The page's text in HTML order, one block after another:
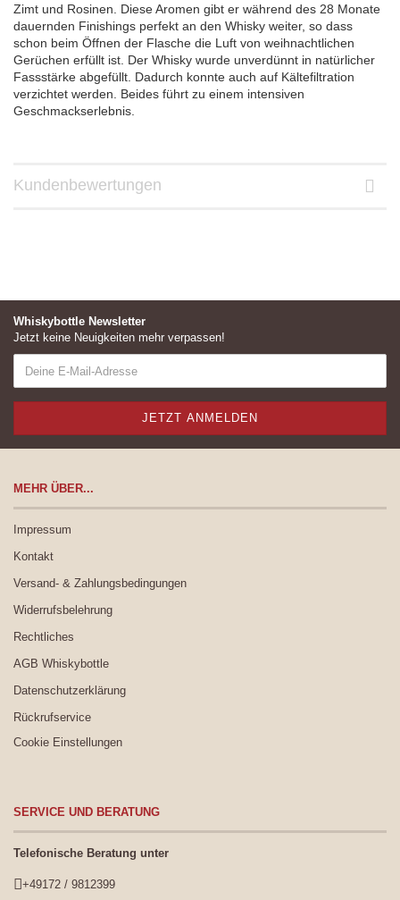
Zimt und Rosinen. Diese Aromen gibt er während des 28 Monate
dauernden Finishings perfekt an den Whisky weiter, so dass
schon beim Öffnen der Flasche die Luft von weihnachtlichen
Gerüchen erfüllt ist. Der Whisky wurde unverdünnt in natürlicher
Fassstärke abgefüllt. Dadurch konnte auch auf Kältefiltration
verzichtet werden. Beides führt zu einem intensiven
Geschmackserlebnis.
Kundenbewertungen
Whiskybottle Newsletter
Jetzt keine Neuigkeiten mehr verpassen!
MEHR ÜBER...
Impressum
Kontakt
Versand- & Zahlungsbedingungen
Widerrufsbelehrung
Rechtliches
AGB Whiskybottle
Datenschutzerklärung
Rückrufservice
Cookie Einstellungen
SERVICE UND BERATUNG
Telefonische Beratung unter
+49172 / 9812399